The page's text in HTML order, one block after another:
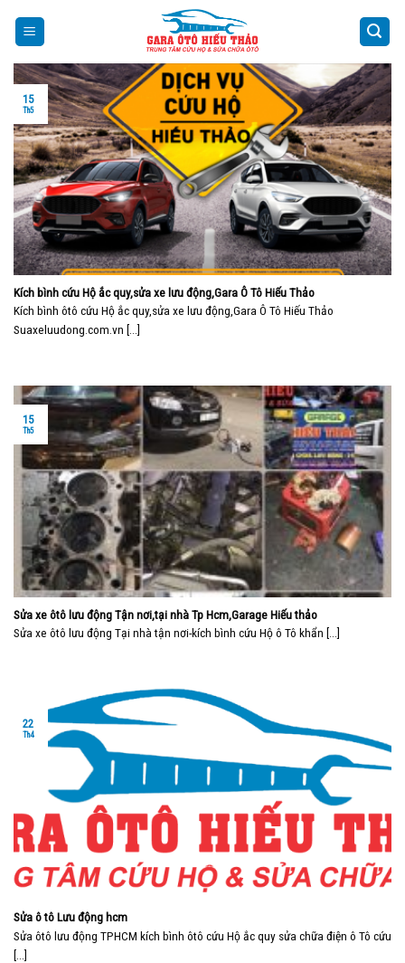
Kích bình cứu Hộ ắc quy,sửa xe lưu động,Gara Ô Tô Hiếu Thảo
Kích bình ôtô cứu Hộ ắc quy,sửa xe lưu động,Gara Ô Tô Hiếu Thảo
Suaxeluudong.com.vn [...]
15
Th5
Sửa xe ôtô lưu động Tận nơi,tại nhà Tp Hcm,Garage Hiếu thảo
Sửa xe ôtô lưu động Tại nhà tận nơi-kích bình cứu Hộ ô Tô khẩn [...]
15
Th5
Sửa ô tô Lưu động hcm
Sửa ôtô lưu động TPHCM kích bình ôtô cứu Hộ ắc quy sửa chữa điện ô Tô cứu
[...]
22
Th4